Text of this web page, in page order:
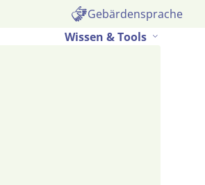
Gebärdensprache
Wissen & Tools